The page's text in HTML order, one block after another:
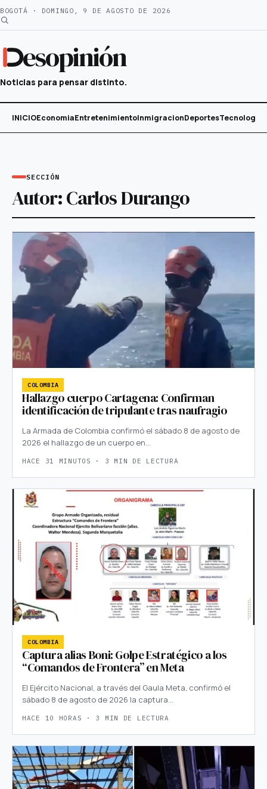
Saltar
al
BOGOTÁ · DOMINGO, 9 DE AGOSTO DE 2026
esopinión
Noticias para pensar distinto.
INICIOEconomiaEntretenimientoInmigracionDeportesTecnología
SECCIÓN
Autor:Carlos Durango
COLOMBIA
Hallazgo cuerpo Cartagena: Confirman
identificación de tripulante tras naufragio
La Armada de Colombia confirmó el sábado 8 de agosto de
2026 el hallazgo de un cuerpo en…
HACE 31 MINUTOS · 3 MIN DE LECTURA
COLOMBIA
Captura alias Boni: Golpe Estratégico a los
“Comandos de Frontera” en Meta
El Ejército Nacional, a través del Gaula Meta, confirmó el
sábado 8 de agosto de 2026 la captura…
HACE 10 HORAS · 3 MIN DE LECTURA